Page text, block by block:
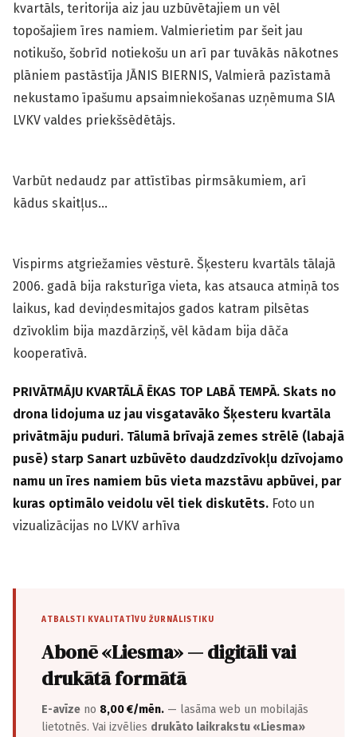
kvartāls, teritorija aiz jau uzbūvētajiem un vēl
topošajiem īres namiem. Valmierietim par šeit jau
notikušo, šobrīd notiekošu un arī par tuvākās nākotnes
plāniem pastāstīja JĀNIS BIERNIS, Valmierā pazīstamā
nekustamo īpašumu apsaimniekošanas uzņēmuma SIA
LVKV valdes priekšsēdētājs.
Varbūt nedaudz par attīstības pirmsākumiem, arī
kādus skaitļus…
Vispirms atgriežamies vēsturē. Šķesteru kvartāls tālajā
2006. gadā bija raksturīga vieta, kas atsauca atmiņā tos
laikus, kad deviņdesmitajos gados katram pilsētas
dzīvoklim bija mazdārziņš, vēl kādam bija dāča
kooperatīvā.
PRIVĀTMĀJU KVARTĀLĀ ĒKAS TOP LABĀ TEMPĀ. Skats no
drona lidojuma uz jau visgatavāko Šķesteru kvartāla
privātmāju puduri. Tālumā brīvajā zemes strēlē (labajā
pusē) starp Sanart uzbūvēto daudzdzīvokļu dzīvojamo
namu un īres namiem būs vieta mazstāvu apbūvei, par
kuras optimālo veidolu vēl tiek diskutēts. Foto un
vizualizācijas no LVKV arhīva
ATBALSTI KVALITATĪVU ŽURNĀLISTIKU
Abonē «Liesma» — digitāli vai
drukātā formātā
E-avīze no 8,00 €/mēn. — lasāma web un mobilajās
lietotnēs. Vai izvēlies drukāto laikrakstu «Liesma»